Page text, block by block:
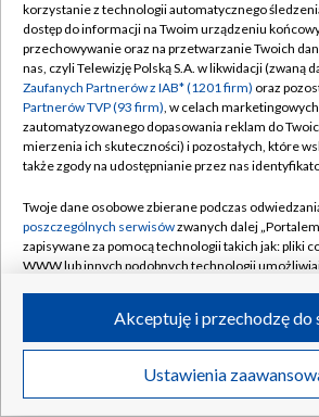
TVP
Abonament TVP
Emisja w TVP
Centrum informacji TVP
Naziemna Telewizja Cyfrowa
Rada Programowa
System NOS
Informacje o nadawcy
Program dla prasy
Ogłoszenie przetargowe
Regulamin TVP
Polityka
Moje zgody
Pomoc
Kontakt
Kanały
©2026 Telewizja Polska S.A.
korzystanie z technologii automatycznego
dostęp do informacji na Twoim urządzeniu
przechowywanie oraz na przetwarzanie Twoich
nas, czyli Telewizję Polską S.A. w likwidacji (zwaną
Zaufanych Partnerów z IAB* (1201 firm) oraz
Partnerów TVP (93 firm), w celach
zautomatyzowanego dopasowania reklam do
mierzenia ich skuteczności) i pozostałych, które
także zgody na udostępnianie przez nas
Twoje dane osobowe zbierane podczas
poszczególnych serwisówzwanych dalej
zapisywane za pomocą technologii takich jak: pliki
WWW lub innych podobnych technologii
ruchu w Internecie.
Twoje dane osobowe zbierane podczas
poszczególnych serwisówna Portalu, takie jak
Ustawienia
Akceptuję i przechodzę do